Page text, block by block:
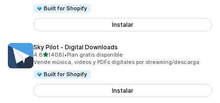
Built for Shopify
Instalar
Sky Pilot ‑ Digital Downloads
4.8de 5 estrellas
(408)
408 reseñas en total
•Plan gratis disponible
Vende música, videos y PDFs digitales por streaming/descarga.
Built for Shopify
Instalar